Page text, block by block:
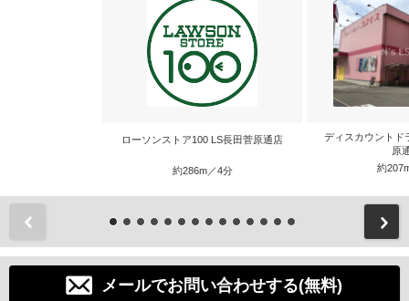
ローソンストア100 LS長田菅原通店
約286m／4分
ディスカウントド
原
約
メールでお問い合わせする(無料)